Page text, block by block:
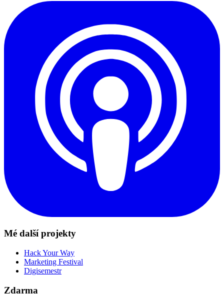
Mé další projekty
Hack Your Way
Marketing Festival
Digisemestr
Zdarma